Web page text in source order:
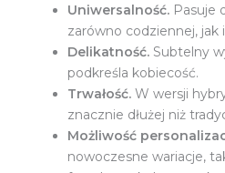
Uniwersalność.Pasuje
zarówno codziennej, jak
Delikatność.Subtelny
podkreśla kobiecość.
Trwałość.W wersji
znacznie dłużej niż
Możliwość
nowoczesne wariacje,